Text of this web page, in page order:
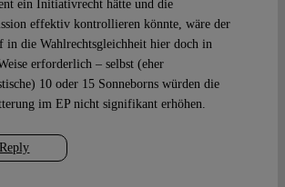
Reply
ein Initiativrecht hätte und die
effektiv kontrollieren könnte, wäre der
die Wahlrechtsgleichheit hier doch in
erforderlich – selbst (eher
10 oder 15 Sonneborns würden die
im EP nicht signifikant erhöhen.